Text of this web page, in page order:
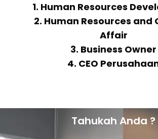
1. Human Resources
2. Human Resources and
Affair
3. Business Owner
4. CEO
Tahukah Anda ?